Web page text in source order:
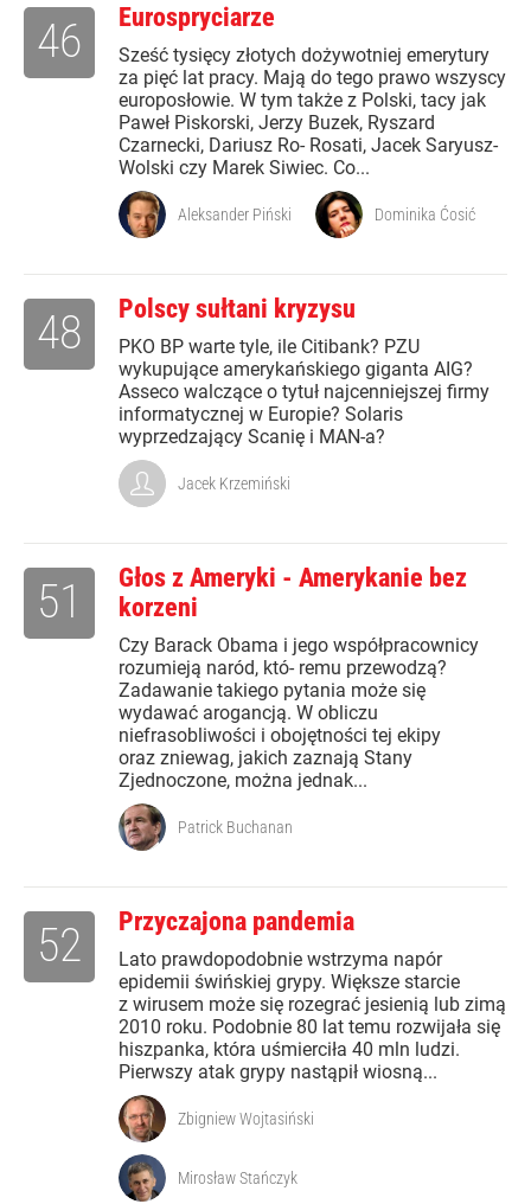
Eurospryciarze
Sześć tysięcy złotych dożywotniej emerytury
za pięć lat pracy. Mają do tego prawo wszyscy
europosłowie. W tym także z Polski, tacy jak
Paweł Piskorski, Jerzy Buzek, Ryszard
Czarnecki, Dariusz Ro- Rosati, Jacek Saryusz-
Wolski czy Marek Siwiec. Co...
46
Aleksander Piński Dominika Ćosić
Polscy sułtani kryzysu
PKO BP warte tyle, ile Citibank? PZU
wykupujące amerykańskiego giganta AIG?
Asseco walczące o tytuł najcenniejszej firmy
informatycznej w Europie? Solaris
wyprzedzający Scanię i MAN-a?
48
Jacek Krzemiński
Głos z Ameryki - Amerykanie bez
korzeni
Czy Barack Obama i jego współpracownicy
rozumieją naród, któ- remu przewodzą?
Zadawanie takiego pytania może się
wydawać arogancją. W obliczu
niefrasobliwości i obojętności tej ekipy
oraz zniewag, jakich zaznają Stany
Zjednoczone, można jednak...
51
Patrick Buchanan
Przyczajona pandemia
Lato prawdopodobnie wstrzyma napór
epidemii świńskiej grypy. Większe starcie
z wirusem może się rozegrać jesienią lub zimą
2010 roku. Podobnie 80 lat temu rozwijała się
hiszpanka, która uśmierciła 40 mln ludzi.
Pierwszy atak grypy nastąpił wiosną...
52
Zbigniew Wojtasiński
Mirosław Stańczyk